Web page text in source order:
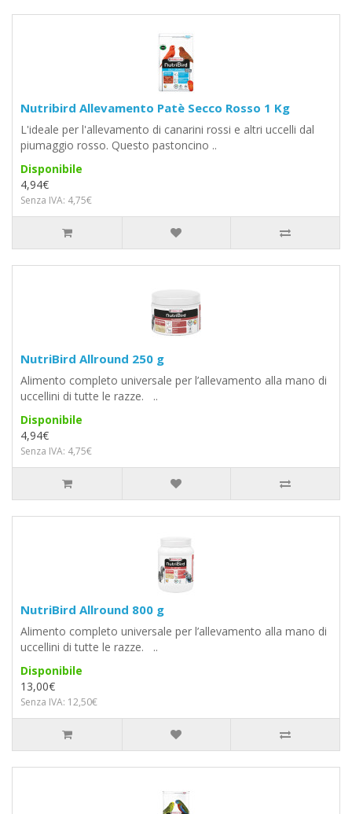
Nutribird Allevamento Patè Secco Rosso 1 Kg
L'ideale per l'allevamento di canarini rossi e altri uccelli dal
piumaggio rosso. Questo pastoncino ..
Disponibile
4,94€
Senza IVA: 4,75€
NutriBird Allround 250 g
Alimento completo universale per l’allevamento alla mano di
uccellini di tutte le razze. ..
Disponibile
4,94€
Senza IVA: 4,75€
NutriBird Allround 800 g
Alimento completo universale per l’allevamento alla mano di
uccellini di tutte le razze. ..
Disponibile
13,00€
Senza IVA: 12,50€